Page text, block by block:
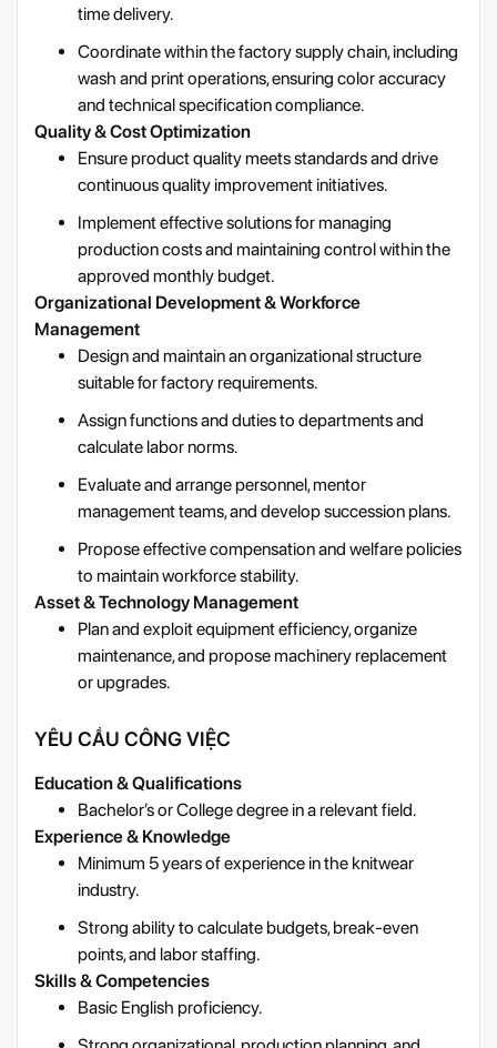
time delivery.
Coordinate within the factory supply chain, including
wash and print operations, ensuring color accuracy
and technical specification compliance.
Quality & Cost Optimization
Ensure product quality meets standards and drive
continuous quality improvement initiatives.
Implement effective solutions for managing
production costs and maintaining control within the
approved monthly budget.
Organizational Development & Workforce
Management
Design and maintain an organizational structure
suitable for factory requirements.
Assign functions and duties to departments and
calculate labor norms.
Evaluate and arrange personnel, mentor
management teams, and develop succession plans.
Propose effective compensation and welfare policies
to maintain workforce stability.
Asset & Technology Management
Plan and exploit equipment efficiency, organize
maintenance, and propose machinery replacement
or upgrades.
YÊU CẦU CÔNG VIỆC
Education & Qualifications
Bachelor’s or College degree in a relevant field.
Experience & Knowledge
Minimum 5 years of experience in the knitwear
industry.
Strong ability to calculate budgets, break-even
points, and labor staffing.
Skills & Competencies
Basic English proficiency.